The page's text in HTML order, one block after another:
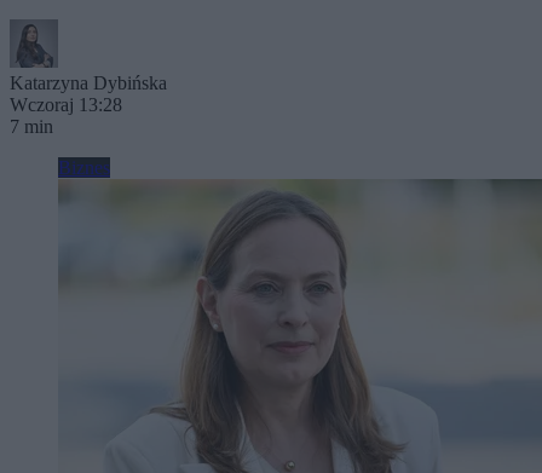
Katarzyna Dybińska
Wczoraj 13:28
7 min
Biznes